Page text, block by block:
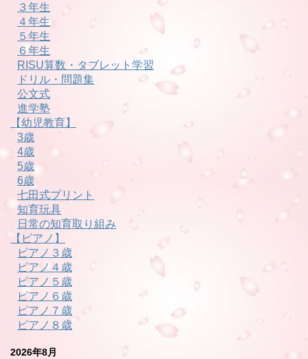
３年生
４年生
５年生
６年生
RISU算数・タブレット学習
ドリル・問題集
公文式
進学塾
【幼児教育】
3歳
4歳
5歳
6歳
七田式プリント
知育玩具
日常の知育取り組み
【ピアノ】
ピアノ３歳
ピアノ４歳
ピアノ５歳
ピアノ６歳
ピアノ７歳
ピアノ８歳
2026年8月